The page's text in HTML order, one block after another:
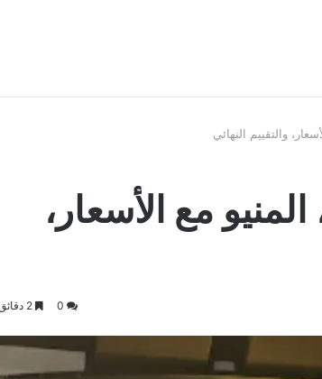
والتقييم النهائي
مع الأسعار،